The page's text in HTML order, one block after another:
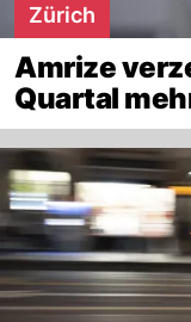
Zürich
Amrize
Quartal